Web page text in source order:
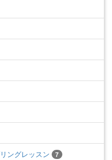
ングレッスン 7